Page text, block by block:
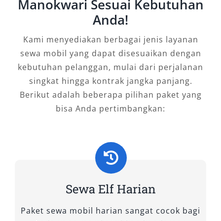
dengan armada terbaik, sopir berpengalaman,
harga sewa Elf Manokwari
transparan, saatnya booking Elf harian dan
bulanan dari penyedia terpercaya. Pastikan
perjalanan Anda nyaman, aman, dan lancar
bersama layanan profesional yang memahami
kebutuhan Anda sepenuhnya.
Tipe Mobil Elf yang Kami
Dalam melayani kebutuhan transportasi
rombongan, pilihan kendaraan yang tepat akan
sangat menentukan kenyamanan dan efisiensi
beberapa tipe mobil Elf yang dirancang untuk
Manokwari Sesuai Kebutuhan
Anda!
Kami menyediakan berbagai jenis layanan
sewa mobil yang dapat disesuaikan dengan
kebutuhan pelanggan, mulai dari perjalanan
singkat hingga kontrak jangka panjang.
Berikut adalah beberapa pilihan paket yang
bisa Anda pertimbangkan:
Sewa Elf Harian
Paket sewa mobil harian sangat cocok bagi